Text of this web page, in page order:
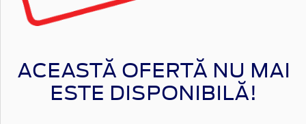
ACEASTĂ OFERTĂ NU MAI
ESTE DISPONIBILĂ!